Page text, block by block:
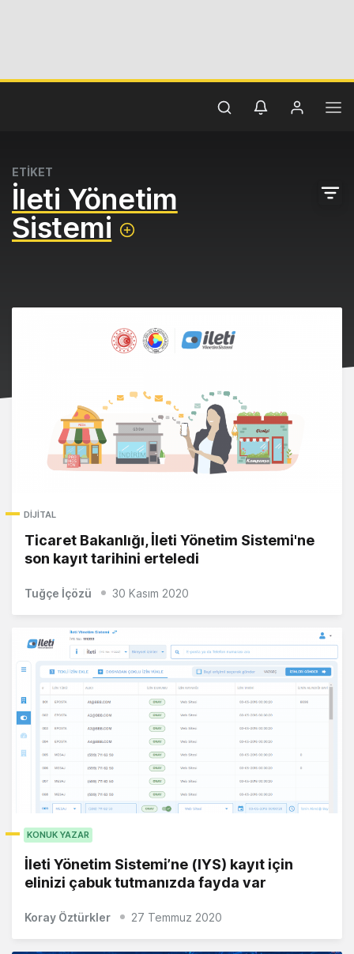
ETİKET
İleti Yönetim
Sistemi
DIJITAL
Ticaret Bakanlığı, İleti Yönetim Sistemi'ne
son kayıt tarihini erteledi
Tuğçe İçözü 30 Kasım 2020
KONUK YAZAR
İleti Yönetim Sistemi’ne (IYS) kayıt için
elinizi çabuk tutmanızda fayda var
Koray Öztürkler 27 Temmuz 2020